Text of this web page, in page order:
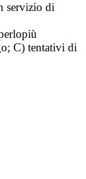
servizio di
C) tentativi di